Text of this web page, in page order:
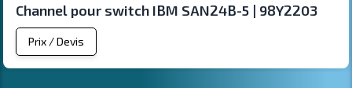
Channel pour switch IBM SAN24B-5 | 98Y2203
Prix / Devis